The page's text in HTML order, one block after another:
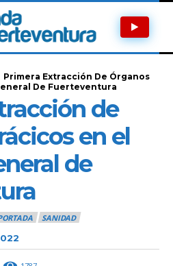
Primera Extracción De Órganos
De Fuerteventura
de
en el
de
SANIDAD